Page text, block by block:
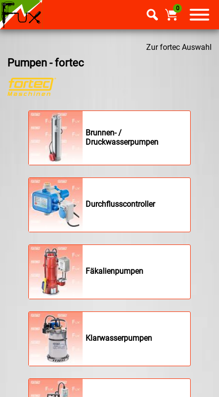
0
Pumpen - fortec
Zur fortec Auswahl
Brunnen- /
Druckwasserpumpen
Durchflusscontroller
Fäkalienpumpen
Klarwasserpumpen